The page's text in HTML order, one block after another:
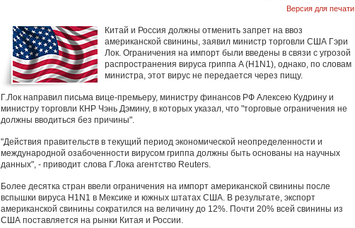
Версия для печати
Китай и Россия должны отменить запрет на ввоз
американской свинины, заявил министр торговли США Гэри
Лок. Ограничения на импорт были введены в связи с угрозой
распространения вируса гриппа A (H1N1), однако, по словам
министра, этот вирус не передается через пищу.
Г.Лок направил письма вице-премьеру, министру финансов РФ Алексею Кудрину и
министру торговли КНР Чэнь Дэмину, в которых указал, что "торговые ограничения не
должны вводиться без причины".
"Действия правительств в текущий период экономической неопределенности и
международной озабоченности вирусом гриппа должны быть основаны на научных
данных", - приводит слова Г.Лока агентство Reuters.
Более десятка стран ввели ограничения на импорт американской свинины после
вспышки вируса H1N1 в Мексике и южных штатах США. В результате, экспорт
американской свинины сократился на величину до 12%. Почти 20% всей свинины из
США поставляется на рынки Китая и России.